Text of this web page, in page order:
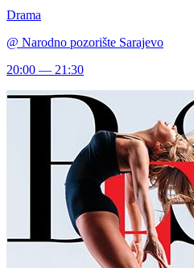
Drama
@ Narodno pozorište Sarajevo
20:00 — 21:30